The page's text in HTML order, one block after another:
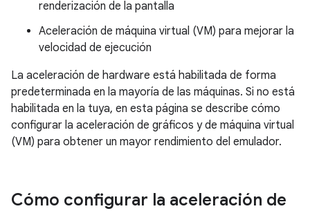
renderización de la pantalla
Aceleración de máquina virtual (VM) para mejorar la
velocidad de ejecución
La aceleración de hardware está habilitada de forma
predeterminada en la mayoría de las máquinas. Si no está
habilitada en la tuya, en esta página se describe cómo
configurar la aceleración de gráficos y de máquina virtual
(VM) para obtener un mayor rendimiento del emulador.
Cómo configurar la aceleración de